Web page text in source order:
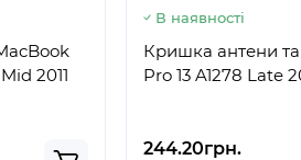
2011
В наявності
Кришка антени
Pro 13 A1278 Late
244.20грн.